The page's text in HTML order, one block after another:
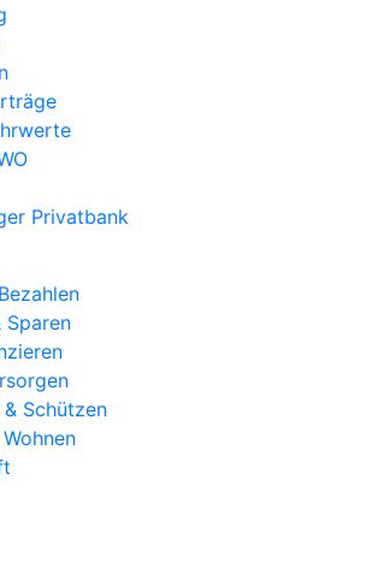
Privatbank
Sparen
Schützen